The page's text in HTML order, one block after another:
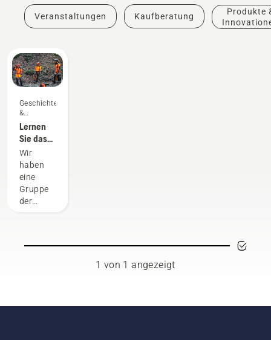
Veranstaltungen Kaufberatung
Produkte
Geschichten
&
Inspiration
Lernen
Sie das
Husqvarna
H-Team
kennen –
unsere
anspruchsvollsten
Wir
haben
eine
Gruppe
der
Landschaftsgärtner
1 von 1 angezeigt